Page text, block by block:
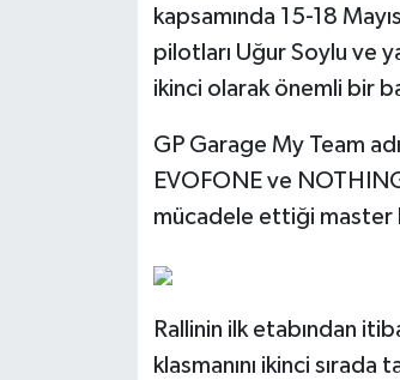
kapsamında 15-18
pilotları Uğur Soylu ve
ikinci olarak önemli bir
GP Garage My Team
EVOFONE ve
mücadele ettiği master
Rallinin ilk etabından
klasmanını ikinci